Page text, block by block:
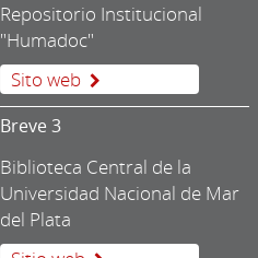
Repositorio Institucional
"Humadoc"
Sito web
Breve 3
Biblioteca Central de la
Universidad Nacional de Mar
del Plata